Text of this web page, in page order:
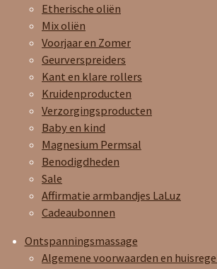
Etherische oliën
Mix oliën
Voorjaar en Zomer
Geurverspreiders
Kant en klare rollers
Kruidenproducten
Verzorgingsproducten
Baby en kind
Magnesium Permsal
Benodigdheden
Sale
Affirmatie armbandjes LaLuz
Cadeaubonnen
Ontspanningsmassage
Algemene voorwaarden en